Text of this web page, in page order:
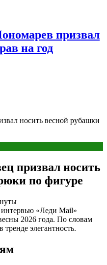
призвал
на год
носить весной рубашки
призвал носить
по фигуре
«Леди Mail»
2026 года. По словам
тренде элегантность.